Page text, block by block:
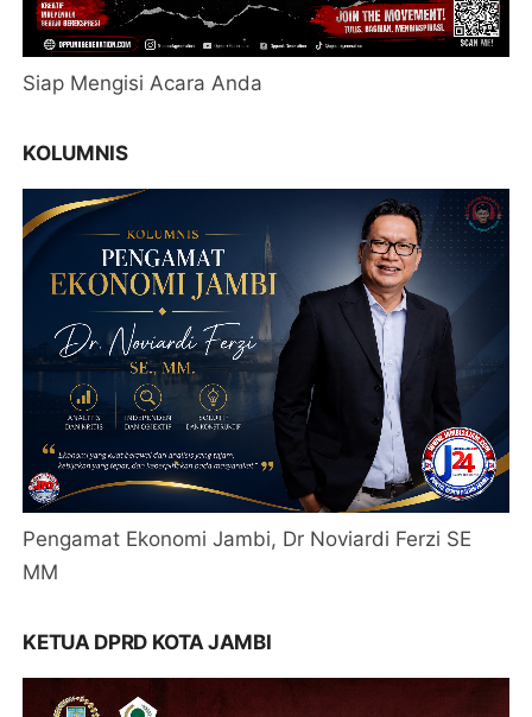
Siap Mengisi Acara Anda
KOLUMNIS
Pengamat Ekonomi Jambi, Dr Noviardi Ferzi SE
MM
KETUA DPRD KOTA JAMBI